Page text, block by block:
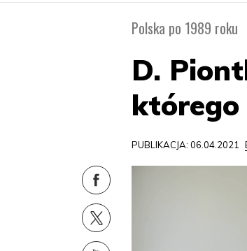
Polska po 1989 roku
D.
PUBLIKACJA: 06.04.2021